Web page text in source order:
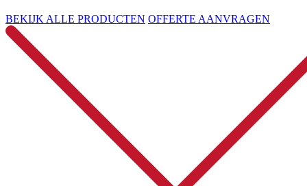
BEKIJK ALLE PRODUCTEN OFFERTE AANVRAGEN